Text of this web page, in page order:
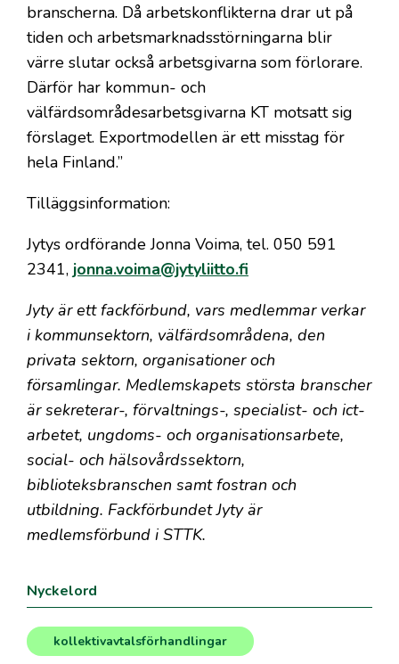
branscherna. Då arbetskonflikterna drar ut på
tiden och arbetsmarknadsstörningarna blir
värre slutar också arbetsgivarna som förlorare.
Därför har kommun- och
välfärdsområdesarbetsgivarna KT motsatt sig
förslaget. Exportmodellen är ett misstag för
hela Finland.”
Tilläggsinformation:
Jytys ordförande Jonna Voima, tel. 050 591
2341, jonna.voima@jytyliitto.fi
Jyty är ett fackförbund, vars medlemmar verkar
i kommunsektorn, välfärdsområdena, den
privata sektorn, organisationer och
församlingar. Medlemskapets största branscher
är sekreterar-, förvaltnings-, specialist- och ict-
arbetet, ungdoms- och organisationsarbete,
social- och hälsovårdssektorn,
biblioteksbranschen samt fostran och
utbildning. Fackförbundet Jyty är
medlemsförbund i STTK.
Nyckelord
kollektivavtalsförhandlingar